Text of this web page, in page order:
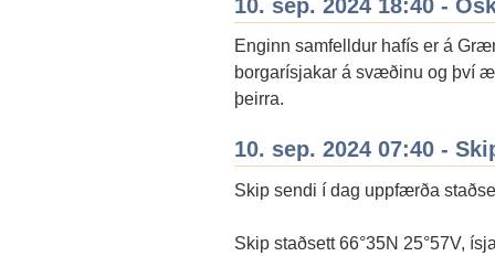
10. sep. 2024 18:40 -
Enginn samfelldur hafís er á
borgarísjakar á svæðinu og því
þeirra.
10. sep. 2024 07:40 -
Skip sendi í dag uppfærða
Skip staðsett 66°35N 25°57V,